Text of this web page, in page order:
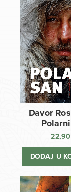
Davor
22,90
DODAJ U